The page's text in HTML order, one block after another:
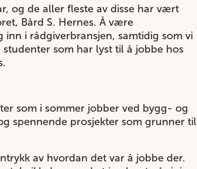
og de aller fleste av disse har vært
Bård S. Hernes. Å være
i rådgiverbransjen, samtidig som vi
som har lyst til å jobbe hos
som i sommer jobber ved bygg- og
spennende prosjekter som grunner til
av hvordan det var å jobbe der.